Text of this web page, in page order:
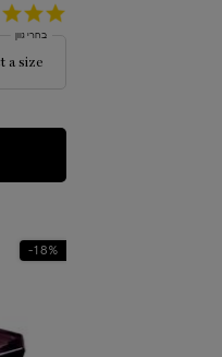
4.5
starבחרי גוון
18%-